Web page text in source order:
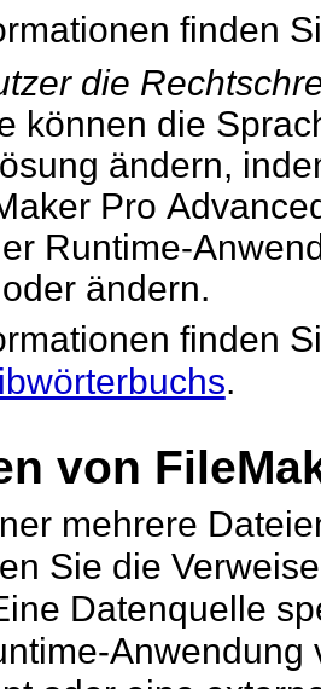
finden
die
können die
ändern,
Pro
Runtime-
ändern.
finden
.
von
mehrere
Sie die
Datenquelle
Anwendung